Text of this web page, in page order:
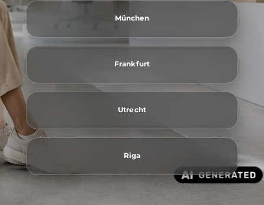
München
Frankfurt
Utrecht
Riga